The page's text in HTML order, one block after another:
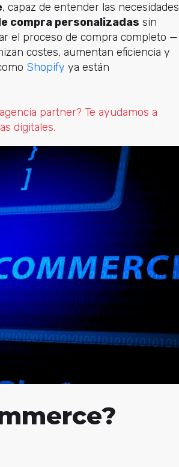
, capaz de entender las necesidades
compra personalizadas sin
el proceso de compra completo —
costes, aumentan eficiencia y
Shopify ya están
partner? Te ayudamos a
digitales.